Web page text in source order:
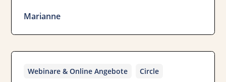
Marianne
Webinare & Online Angebote Circle